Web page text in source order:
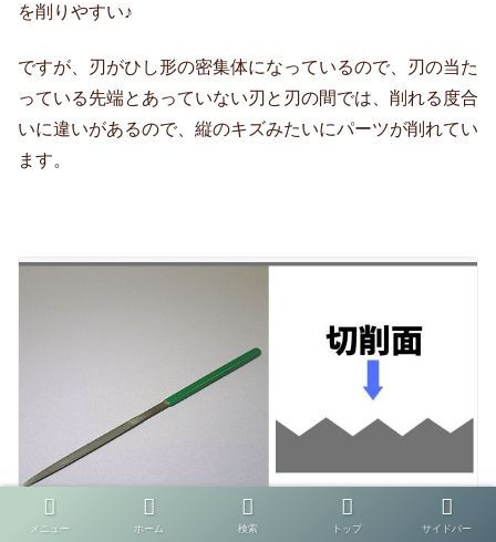
を削りやすい♪
ですが、刃がひし形の密集体になっているので、刃の当た
っている先端とあっていない刃と刃の間では、削れる度合
いに違いがあるので、縦のキズみたいにパーツが削れてい
ます。
メニュー ホーム 検索 トップ サイドバー